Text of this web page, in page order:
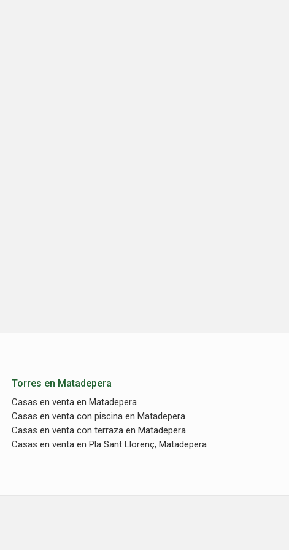
Torres en Matadepera
Casas en venta en Matadepera
Casas en venta con piscina en Matadepera
Casas en venta con terraza en Matadepera
Casas en venta en Pla Sant Llorenç, Matadepera